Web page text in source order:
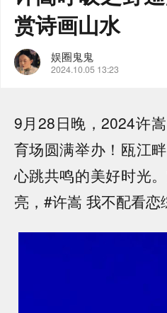
赏诗画山水
娱圈鬼鬼
2024.10.05 13:23
9月28日晚，2024许
育场圆满举办！瓯江
心跳共鸣的美好时光
亮，#许嵩 我不配看恋